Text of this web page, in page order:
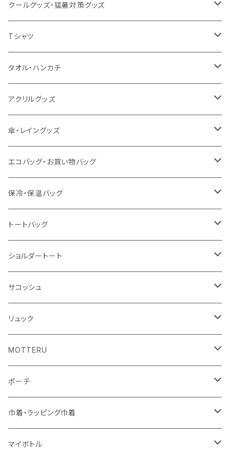
クールグッズ・猛暑対策グッズ
扇風機
うちわ
猛暑グッズ
冷感グッズ
Tシャツ
カスタムプリントTシャツ（国内プリント）
イージーオーダーTシャツ（海外生産）
タオル・ハンカチ
名入れタオル
今治タオル
泉州おくばりタオル
冷感タオル
ハンカチ
アクリルグッズ
キーホルダー
スタンド
バッジ
ライティングスタンド
アクリル雑貨
傘・レイングッズ
傘
ポンチョ
エコバッグ・お買い物バッグ
ポリエステル
フェアトレードコットン
ジュートコットン
キャンパス
不織布
コットン
保冷・保温バッグ
キャンパス
デニム
ポリエステル
不織布
トートバッグ
オーガニックコットン
シーチング
10oz
フェアトレードコットン
コットンリネン
ジュートコットン
再生ファブリック
コットン
5oz
キャンパス
ショルダートート
オーガニックコットン
コットンリネン
再生ファブリック
5oz
10oz
コットン
シーチング
キャンパス
10oz
デニム
サコッシュ
オーガニックコットン
フェアトレードコットン
ジュートコットン
再生ファブリック
5oz
コットン
リュック
コットン
5oz
デニム
ポリエステル
不織布
MOTTERU
お買い物バッグ
ボトル
タンブラー
ポーチ
オーガニックコットン
フェアトレードコットン
巾着・ラッピング巾着
コットン
マイボトル